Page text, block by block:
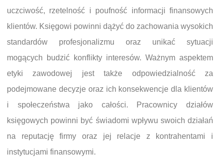
uczciwość, rzetelność i poufność informacji finansowych
klientów. Księgowi powinni dążyć do zachowania wysokich
standardów profesjonalizmu oraz unikać sytuacji
mogących budzić konflikty interesów. Ważnym aspektem
etyki zawodowej jest także odpowiedzialność za
podejmowane decyzje oraz ich konsekwencje dla klientów
i społeczeństwa jako całości. Pracownicy działów
księgowych powinni być świadomi wpływu swoich działań
na reputację firmy oraz jej relacje z kontrahentami i
instytucjami finansowymi.